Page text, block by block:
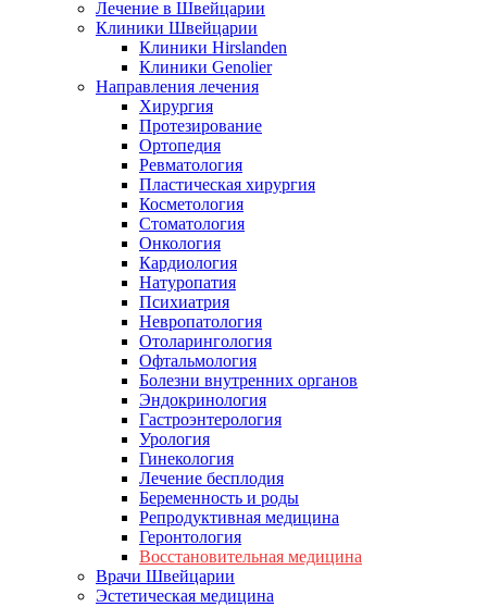
Лечение в Швейцарии
Клиники Швейцарии
Клиники Hirslanden
Клиники Genolier
Направления лечения
Хирургия
Протезирование
Ортопедия
Ревматология
Пластическая хирургия
Косметология
Стоматология
Онкология
Кардиология
Натуропатия
Психиатрия
Невропатология
Отоларингология
Офтальмология
Болезни внутренних органов
Эндокринология
Гастроэнтерология
Урология
Гинекология
Лечение бесплодия
Беременность и роды
Репродуктивная медицина
Геронтология
Восстановительная медицина
Врачи Швейцарии
Эстетическая медицина